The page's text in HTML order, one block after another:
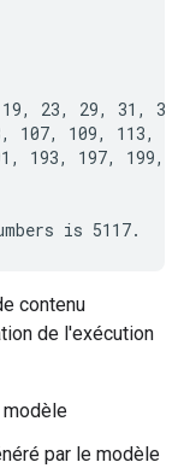
23, 29, 31,
109, 113,
193, 197, 199,
contenu
de l'exécution
modèle
par le modèle